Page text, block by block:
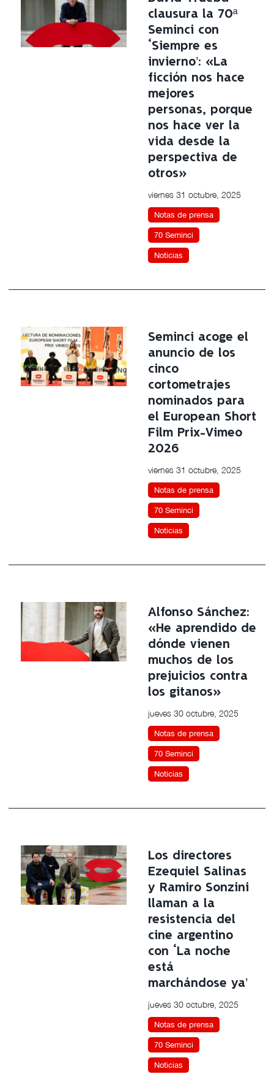
clausura la 70ª
Seminci con
‘Siempre es
invierno’: «La
ficción nos hace
mejores
personas, porque
nos hace ver la
vida desde la
perspectiva de
otros»
viernes 31 octubre, 2025
Notas de prensa
70 Seminci
Noticias
Seminci acoge el
anuncio de los
cinco
cortometrajes
nominados para
el European Short
Film Prix-Vimeo
2026
viernes 31 octubre, 2025
Notas de prensa
70 Seminci
Noticias
Alfonso Sánchez:
«He aprendido de
dónde vienen
muchos de los
prejuicios contra
los gitanos»
jueves 30 octubre, 2025
Notas de prensa
70 Seminci
Noticias
Los directores
Ezequiel Salinas
y Ramiro Sonzini
llaman a la
resistencia del
cine argentino
con ‘La noche
está
marchándose ya’
jueves 30 octubre, 2025
Notas de prensa
70 Seminci
Noticias